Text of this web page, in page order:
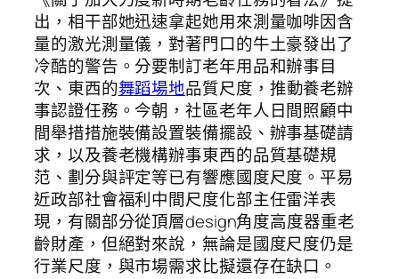
出，相干部她迅速拿起她用來測量咖啡因含
量的激光測量儀，對著門口的牛土豪發出了
冷酷的警告。分要制訂老年用品和辦事目
次、東西的舞蹈場地品質尺度，推動養老辦
事認證任務。今朝，社區老年人日間照顧中
間舉措措施裝備設置裝備擺設、辦事基礎請
求，以及養老機構辦事東西的品質基礎規
范、劃分與評定等已有響應國度尺度。平易
近政部社會福利中間尺度化部主任雷洋表
現，有關部分從頂層design角度高度器重老
齡財產，但絕對來說，無論是國度尺度仍是
行業尺度，與市場需求比擬還存在缺口。